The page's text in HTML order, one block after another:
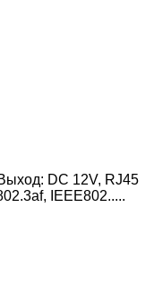
DC 12V, RJ45
IEEE802.....